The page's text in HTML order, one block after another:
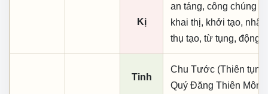
Kị
an táng, công chúng
khai thị, khởi tạo,
thụ tạo, từ tụng, động
Tinh
Chu Tước (Thiên
Quý Đăng Thiên Môn;